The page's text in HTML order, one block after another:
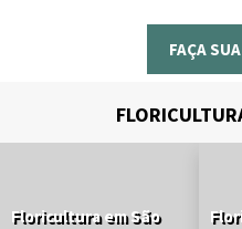
FAÇA
Floricultura em São